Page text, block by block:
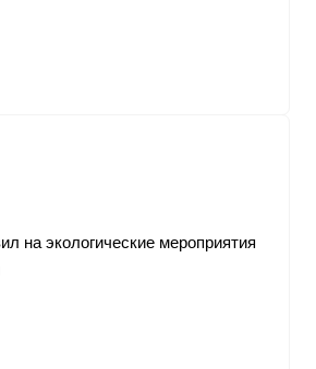
на экологические мероприятия